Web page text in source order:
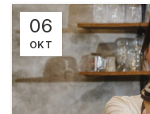
06
OKT